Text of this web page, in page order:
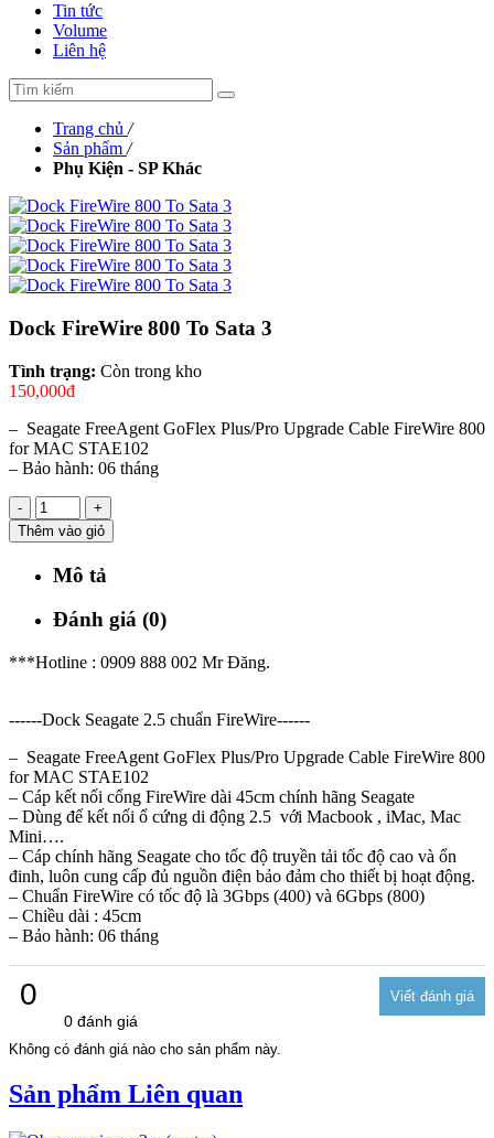
Tin tức
Volume
Liên hệ
Trang chủ /
Sản phẩm /
Phụ Kiện - SP Khác
Dock FireWire 800 To Sata 3
Tình trạng: Còn trong kho
150,000đ
– Seagate FreeAgent GoFlex Plus/Pro Upgrade Cable FireWire 800
for MAC STAE102
– Bảo hành: 06 tháng
-
+
Thêm vào giỏ
Mô tả
Đánh giá (0)
***Hotline : 0909 888 002 Mr Đăng.
------Dock Seagate 2.5 chuẩn FireWire------
– Seagate FreeAgent GoFlex Plus/Pro Upgrade Cable FireWire 800
for MAC STAE102
– Cáp kết nối cổng FireWire dài 45cm chính hãng Seagate
– Dùng để kết nối ổ cứng di động 2.5 với Macbook , iMac, Mac
Mini….
– Cáp chính hãng Seagate cho tốc độ truyền tải tốc độ cao và ổn
đinh, luôn cung cấp đủ nguồn điện bảo đảm cho thiết bị hoạt động.
– Chuẩn FireWire có tốc độ là 3Gbps (400) và 6Gbps (800)
– Chiều dài : 45cm
– Bảo hành: 06 tháng
0
0 đánh giá
Không có đánh giá nào cho sản phẩm này.
Sản phẩm Liên quan